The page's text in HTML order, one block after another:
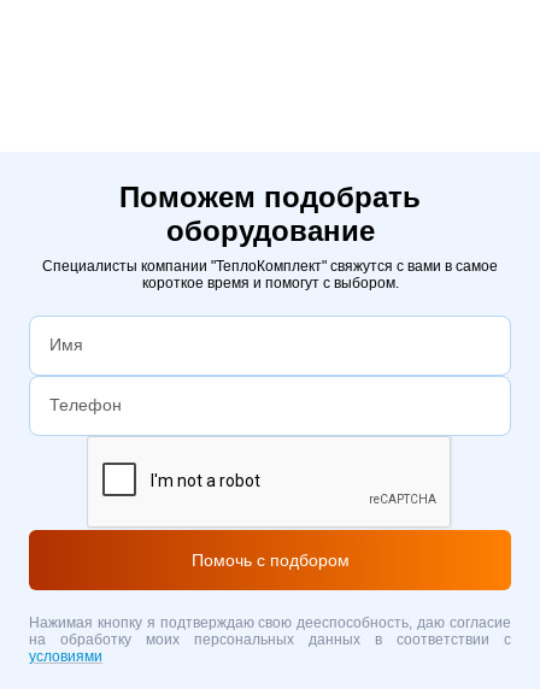
Поможем подобрать
оборудование
Специалисты компании "ТеплоКомплект" свяжутся с вами в самое
короткое время и помогут с выбором.
Помочь с подбором
Нажимая кнопку я подтверждаю свою дееспособность, даю согласие
на обработку моих персональных данных в соответствии с
условиями